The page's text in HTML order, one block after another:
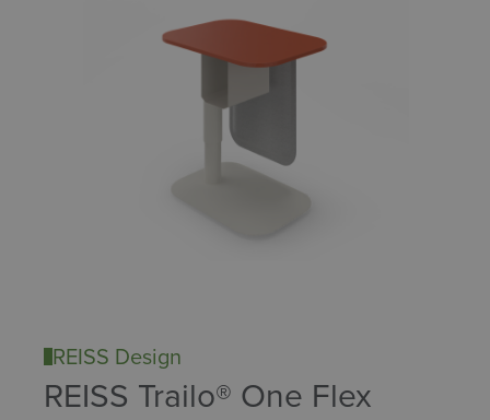
REISS Design
REISS Trailo® One Flex